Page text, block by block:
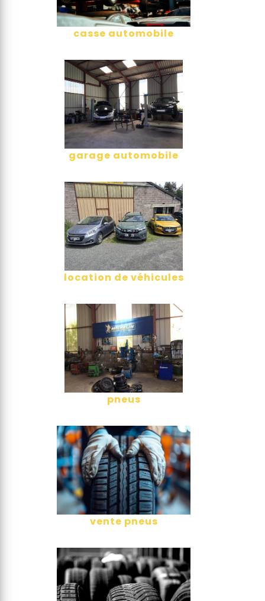
casse automobile
garage automobile
location de véhicules
pneus
vente pneus